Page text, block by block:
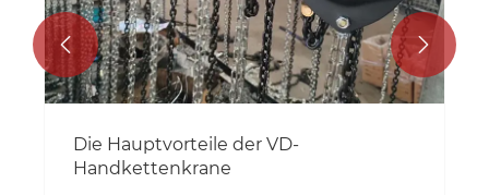
Die Hauptvorteile der VD-
Handkettenkrane
 